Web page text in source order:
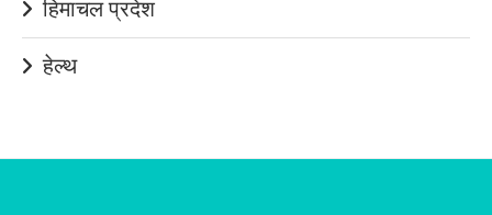
हिमाचल प्रदेश
हेल्थ